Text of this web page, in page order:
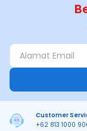
Customer
+62 813 1000